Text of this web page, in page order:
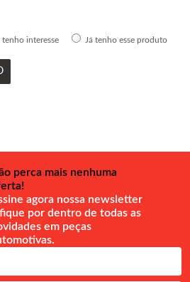
tenho interesse Já tenho esse produto
perca mais nenhuma
agora nossa newsletter
por dentro de todas as
em peças